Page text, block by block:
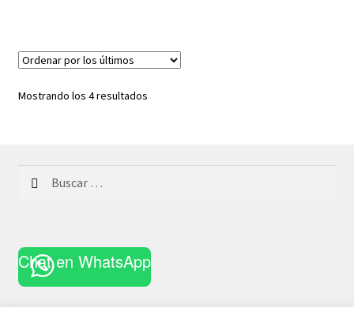
Mostrando los 4 resultadosOrdenado
Chat en WhatsApp